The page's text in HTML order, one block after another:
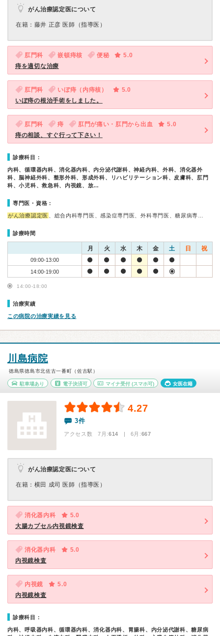
がん治療認定医について
在籍：藤井 正彦 医師（指導医）
肛門科 嵌頓痔核 便秘
5.0
痔を適切な治療
肛門科 いぼ痔（内痔核）
5.0
いぼ痔の根治手術をしました。
肛門科 痔 肛門が痛い・肛門から出血
5.0
痔の相談、すぐ行って下さい！
診療科目：
内科、循環器内科、消化器内科、内分泌代謝科、神経内科、外科、消化器外
科、脳神経外科、整形外科、形成外科、リハビリテーション科、皮膚科、肛門
科、小児科、救急科、内視鏡、放…
専門医・資格：
がん治療認定医 、総合内科専門医、感染症専門医、外科専門医、糖尿病専…
診療時間
月 火 水 木 金 土 日 祝
09:00-13:00
14:00-19:00
14:00-18:00
治療実績
この病院の治療実績を見る
川島病院
徳島県徳島市北佐古一番町（佐古駅）
駐車場あり 電子決済可 マイナ受付 (スマホ可) 女医在籍
4.27
3件
アクセス数 7月:614 | 6月:667
がん治療認定医について
在籍：横⽥ 成司 医師（指導医）
消化器内科
5.0
大腸カプセル内視鏡検査
消化器内科
5.0
内視鏡検査
内視鏡
5.0
内視鏡検査
診療科目：
内科、呼吸器内科、循環器内科、消化器内科、胃腸科、内分泌代謝科、糖尿病